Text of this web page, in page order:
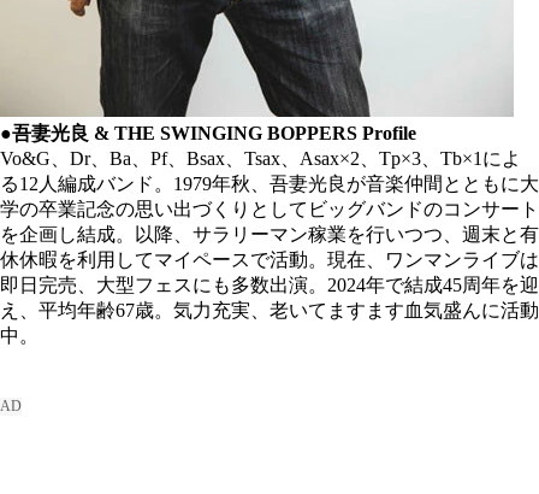
●吾妻光良 & THE SWINGING BOPPERS Profile
Vo&G、Dr、Ba、Pf、Bsax、Tsax、Asax×2、Tp×3、Tb×1によ
る12人編成バンド。1979年秋、吾妻光良が音楽仲間とともに大
学の卒業記念の思い出づくりとしてビッグバンドのコンサート
を企画し結成。以降、サラリーマン稼業を行いつつ、週末と有
休休暇を利用してマイペースで活動。現在、ワンマンライブは
即日完売、大型フェスにも多数出演。2024年で結成45周年を迎
え、平均年齢67歳。気力充実、老いてますます血気盛んに活動
中。